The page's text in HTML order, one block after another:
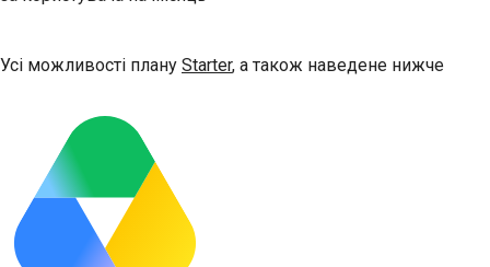
Усі можливості плану Starter, а також наведене нижче